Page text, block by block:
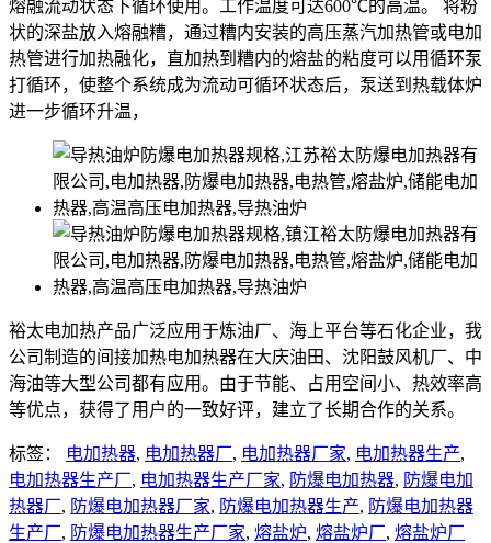
熔融流动状态下循环使用。工作温度可达600℃的高温。 将粉
状的深盐放入熔融糟，通过糟内安装的高压蒸汽加热管或电加
热管进行加热融化，直加热到糟内的熔盐的粘度可以用循环泵
打循环，使整个系统成为流动可循环状态后，泵送到热载体炉
进一步循环升温，
裕太电加热产品广泛应用于炼油厂、海上平台等石化企业，我
公司制造的间接加热电加热器在大庆油田、沈阳鼓风机厂、中
海油等大型公司都有应用。由于节能、占用空间小、热效率高
等优点，获得了用户的一致好评，建立了长期合作的关系。
标签： 电加热器, 电加热器厂, 电加热器厂家, 电加热器生产,
电加热器生产厂, 电加热器生产厂家, 防爆电加热器, 防爆电加
热器厂, 防爆电加热器厂家, 防爆电加热器生产, 防爆电加热器
生产厂, 防爆电加热器生产厂家, 熔盐炉, 熔盐炉厂, 熔盐炉厂